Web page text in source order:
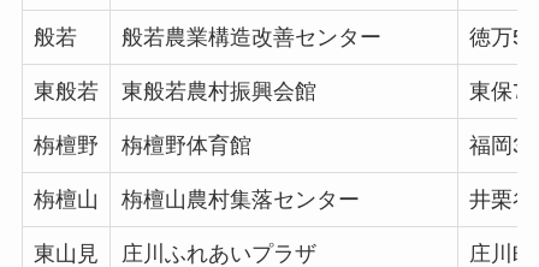
般若 般若農業構造改善センター 徳万56
東般若 東般若農村振興会館 東保
栴檀野 栴檀野体育館 福岡
栴檀山 栴檀山農村集落センター 井栗谷
東山見 庄川ふれあいプラザ 庄川